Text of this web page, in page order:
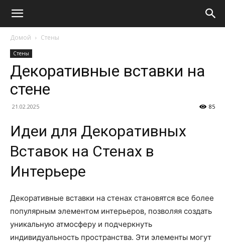
Домой Стены
Стены
Декоративные вставки на
стене
21.02.2025 85
Идеи для Декоративных
Вставок на Стенах в
Интерьере
Декоративные вставки на стенах становятся все более
популярным элементом интерьеров, позволяя создать
уникальную атмосферу и подчеркнуть
индивидуальность пространства. Эти элементы могут